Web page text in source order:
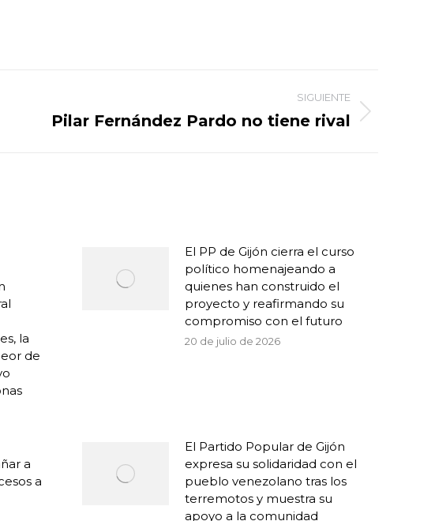
SIGUIENTE
Pilar Fernández Pardo no tiene rival
la
de
El PP de Gijón cierra el curso
político homenajeando a
quienes han construido el
proyecto y reafirmando su
compromiso con el futuro
20 de julio de 2026
a
a
El Partido Popular de Gijón
expresa su solidaridad con el
pueblo venezolano tras los
terremotos y muestra su
apoyo a la comunidad